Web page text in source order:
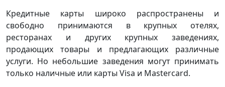
Кредитные карты широко распространены и
свободно принимаются в крупных отелях,
ресторанах и других крупных заведениях,
продающих товары и предлагающих различные
услуги. Но небольшие заведения могут принимать
только наличные или карты Visa и Mastercard.